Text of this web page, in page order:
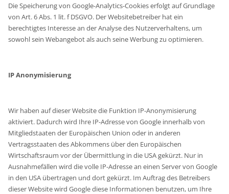
Die Speicherung von Google-Analytics-Cookies erfolgt auf Grundlage
von Art. 6 Abs. 1 lit. f DSGVO. Der Websitebetreiber hat ein
berechtigtes Interesse an der Analyse des Nutzerverhaltens, um
sowohl sein Webangebot als auch seine Werbung zu optimieren.
IP Anonymisierung
Wir haben auf dieser Website die Funktion IP-Anonymisierung
aktiviert. Dadurch wird Ihre IP-Adresse von Google innerhalb von
Mitgliedstaaten der Europäischen Union oder in anderen
Vertragsstaaten des Abkommens über den Europäischen
Wirtschaftsraum vor der Übermittlung in die USA gekürzt. Nur in
Ausnahmefällen wird die volle IP-Adresse an einen Server von Google
in den USA übertragen und dort gekürzt. Im Auftrag des Betreibers
dieser Website wird Google diese Informationen benutzen, um Ihre